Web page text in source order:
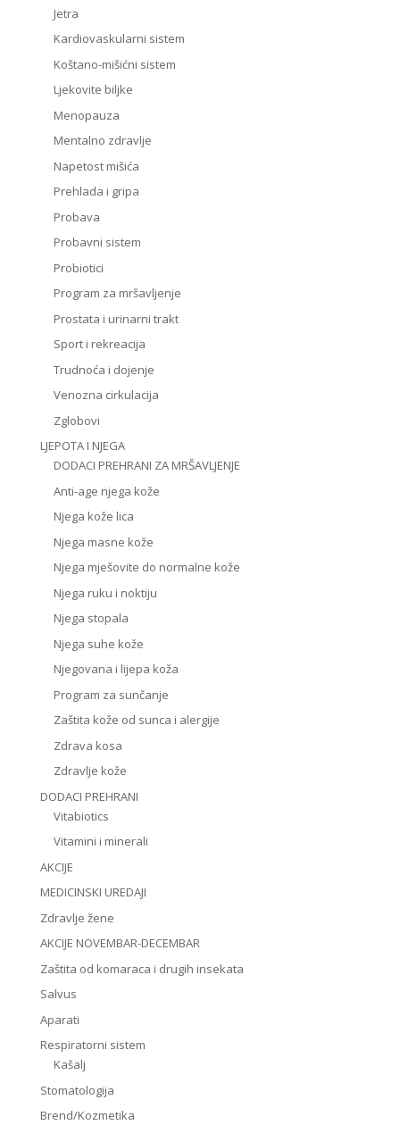
Jetra
Kardiovaskularni sistem
Koštano-mišićni sistem
Ljekovite biljke
Menopauza
Mentalno zdravlje
Napetost mišića
Prehlada i gripa
Probava
Probavni sistem
Probiotici
Program za mršavljenje
Prostata i urinarni trakt
Sport i rekreacija
Trudnoća i dojenje
Venozna cirkulacija
Zglobovi
LJEPOTA I NJEGA
DODACI PREHRANI ZA MRŠAVLJENJE
Anti-age njega kože
Njega kože lica
Njega masne kože
Njega mješovite do normalne kože
Njega ruku i noktiju
Njega stopala
Njega suhe kože
Njegovana i lijepa koža
Program za sunčanje
Zaštita kože od sunca i alergije
Zdrava kosa
Zdravlje kože
DODACI PREHRANI
Vitabiotics
Vitamini i minerali
AKCIJE
MEDICINSKI UREDAJI
Zdravlje žene
AKCIJE NOVEMBAR-DECEMBAR
Zaštita od komaraca i drugih insekata
Salvus
Aparati
Respiratorni sistem
Kašalj
Stomatologija
Brend/Kozmetika